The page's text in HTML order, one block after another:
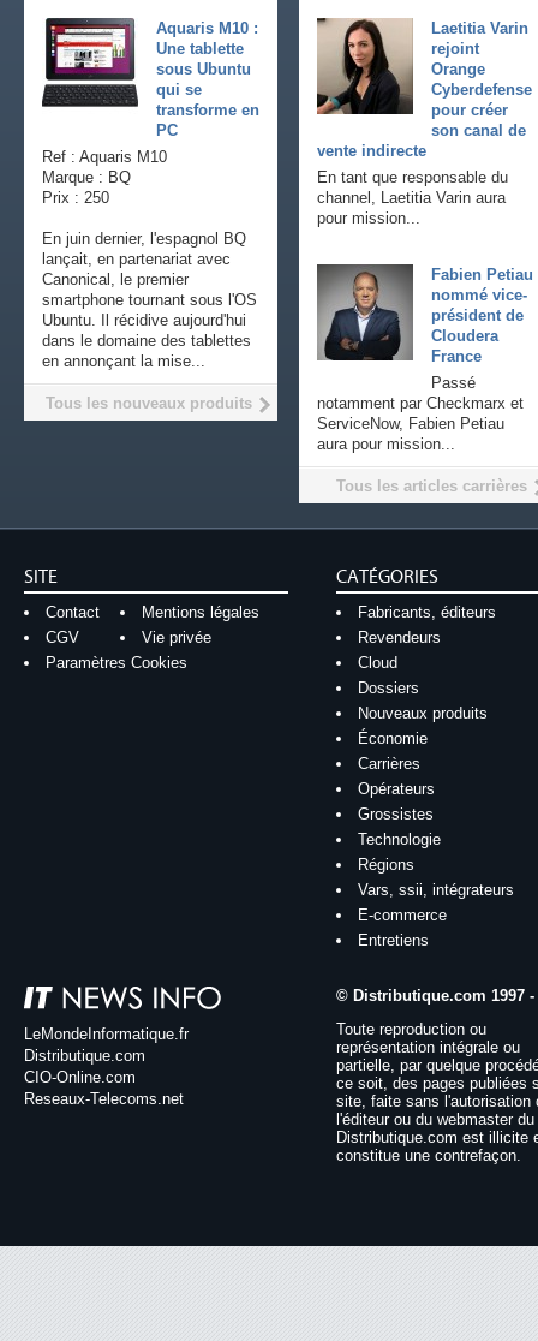
Laetitia Varin
rejoint
Orange
Cyberdefense
pour créer
son canal de
vente indirecte
En tant que responsable du
channel, Laetitia Varin aura
pour mission...
Fabien Petiau
nommé vice-
président de
Cloudera
France
Passé
notamment par Checkmarx et
ServiceNow, Fabien Petiau
aura pour mission...
Tous les articles carrières
Aquaris M10 :
Une tablette
sous Ubuntu
qui se
transforme en
PC
Ref : Aquaris M10
Marque : BQ
Prix : 250
En juin dernier, l'espagnol BQ
lançait, en partenariat avec
Canonical, le premier
smartphone tournant sous l'OS
Ubuntu. Il récidive aujourd'hui
dans le domaine des tablettes
en annonçant la mise...
Tous les nouveaux produits
SITE
Contact
Mentions légales
CGV
Vie privée
Paramètres Cookies
CATÉGORIES
Fabricants, éditeurs
Revendeurs
Cloud
Dossiers
Nouveaux produits
Économie
Carrières
Opérateurs
Grossistes
Technologie
Régions
Vars, ssii, intégrateurs
E-commerce
Entretiens
LeMondeInformatique.fr
Distributique.com
CIO-Online.com
Reseaux-Telecoms.net
© Distributique.com 1997 -
Toute reproduction ou
représentation intégrale ou
partielle, par quelque
ce soit, des pages publiées
site, faite sans l'autorisation
l'éditeur ou du webmaster
Distributique.com est illicite
constitue une contrefaçon.